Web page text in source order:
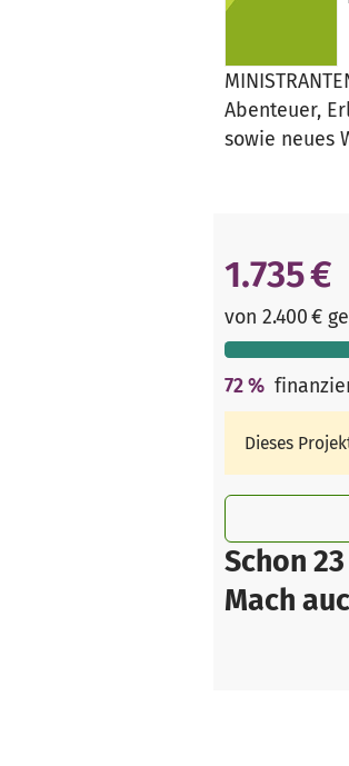
Abenteuer,
sowie neues
Schon
Mach
1.735 €
von 2.400 €
72%
Dieses